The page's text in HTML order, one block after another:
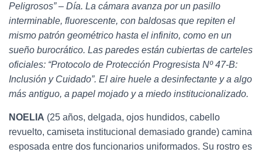
Peligrosos” – Día. La cámara avanza por un pasillo
interminable, fluorescente, con baldosas que repiten el
mismo patrón geométrico hasta el infinito, como en un
sueño burocrático. Las paredes están cubiertas de carteles
oficiales: “Protocolo de Protección Progresista Nº 47-B:
Inclusión y Cuidado”. El aire huele a desinfectante y a algo
más antiguo, a papel mojado y a miedo institucionalizado.
NOELIA (25 años, delgada, ojos hundidos, cabello
revuelto, camiseta institucional demasiado grande) camina
esposada entre dos funcionarios uniformados. Su rostro es